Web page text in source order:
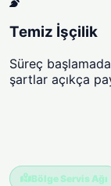
Temiz İşçilik
Süreç
şartlar açıkça
Bölge Servis Ağı